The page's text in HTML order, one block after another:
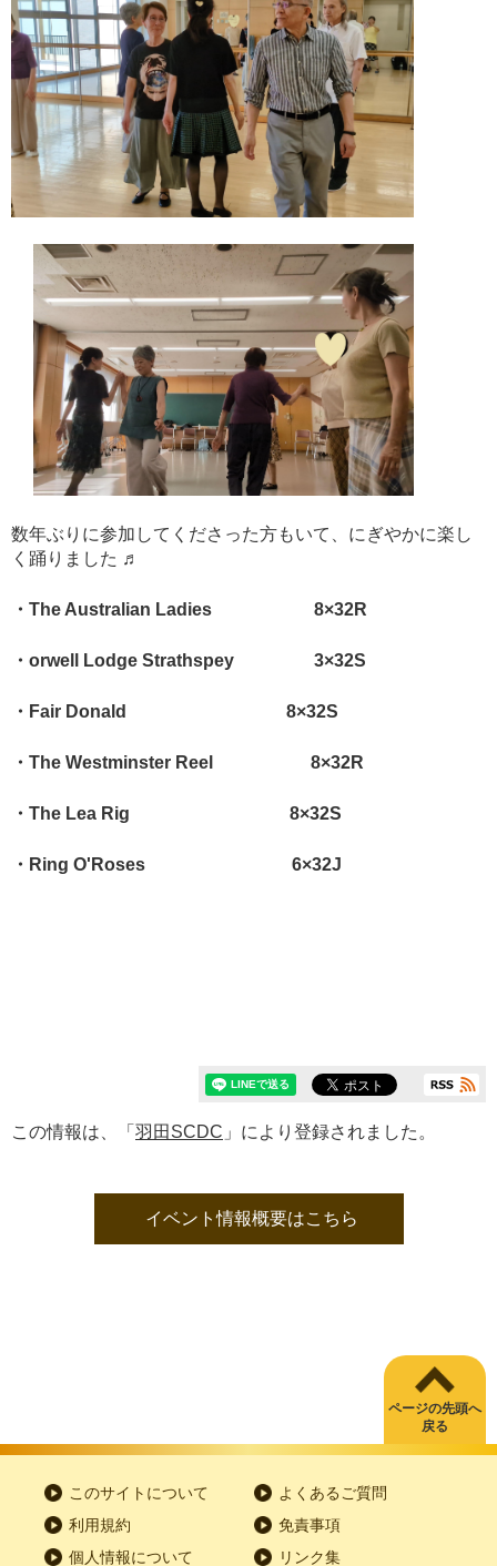
数年ぶりに参加してくださった方もいて、にぎやかに楽し
く踊りました ♬
・The Australian Ladies 8×32R
・orwell Lodge Strathspey 3×32S
・Fair Donald 8×32S
・The Westminster Reel 8×32R
・The Lea Rig 8×32S
・Ring O'Roses 6×32J
この情報は、「 羽田SCDC 」により登録されました。
イベント情報概要はこちら
ページの先頭へ
戻る
このサイトについて
よくあるご質問
利用規約
免責事項
個人情報について
リンク集